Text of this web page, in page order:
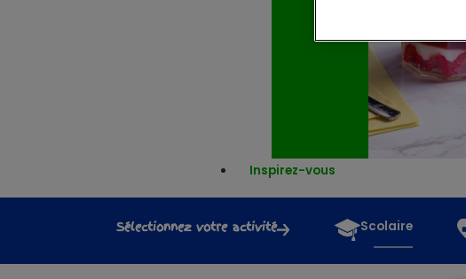
Inspirez-vous
Sélectionnez votre activité Scolaire